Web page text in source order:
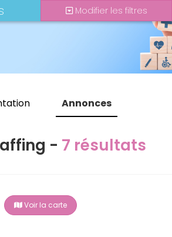
Annonces
- 7 résultats
Modifier les filtres
Voir la carte